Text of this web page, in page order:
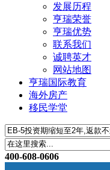
发展历程
亨瑞荣誉
亨瑞优势
联系我们
诚聘英才
网站地图
亨瑞国际教育
海外房产
移民学堂
400-608-0606